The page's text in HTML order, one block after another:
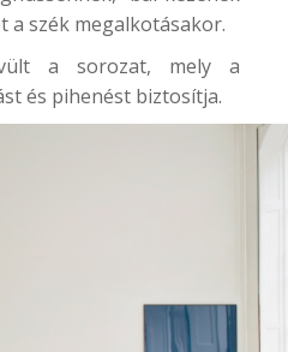
szék megalkotásakor.
a sorozat, mely a
és pihenést biztosítja.